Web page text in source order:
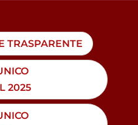
TRASPARENTE
2025